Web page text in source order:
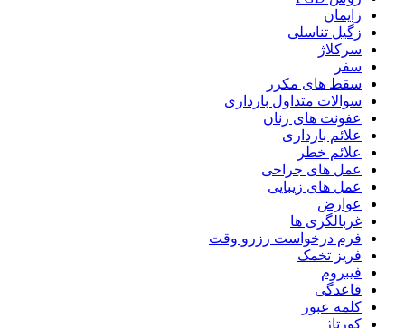
زایمان
زگیل تناسلی
سرکلاژ
سفر
سقط های مکرر
سوالات متداول بارداری
عفونت های زنان
علائم بارداری
علائم خطر
عمل های جراحی
عمل های زیبایی
عوارض
غربالگری ها
فرم درخواست رزرو وقت
فریز تخمک
فیبروم
قاعدگی
کلمه عبور
کورتاژ